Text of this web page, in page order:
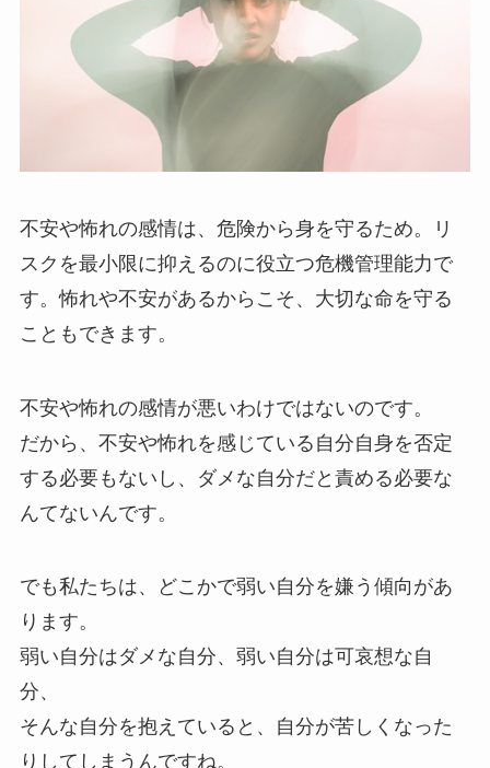
不安や怖れの感情は、危険から身を守るため。リ
スクを最小限に抑えるのに役立つ危機管理能力で
す。怖れや不安があるからこそ、大切な命を守る
こともできます。
不安や怖れの感情が悪いわけではないのです。
だから、不安や怖れを感じている自分自身を否定
する必要もないし、ダメな自分だと責める必要な
んてないんです。
でも私たちは、どこかで弱い自分を嫌う傾向があ
ります。
弱い自分はダメな自分、弱い自分は可哀想な自
分、
そんな自分を抱えていると、自分が苦しくなった
りしてしまうんですね。